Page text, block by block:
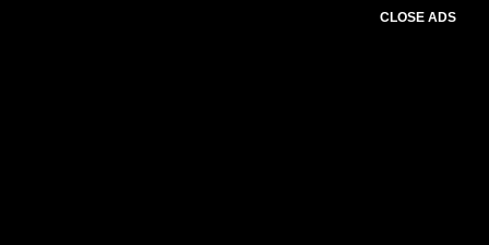
CLOSE ADS